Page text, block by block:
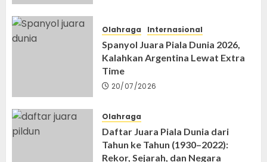
Olahraga Internasional
Spanyol Juara Piala Dunia 2026,
Kalahkan Argentina Lewat Extra
Time
20/07/2026
Olahraga
Daftar Juara Piala Dunia dari
Tahun ke Tahun (1930–2022):
Rekor, Sejarah, dan Negara